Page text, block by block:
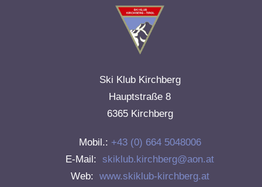
Ski Klub Kirchberg
Hauptstraße 8
6365 Kirchberg
Mobil.: +43 (0) 664 5048006
E-Mail:
skiklub.kirchberg@aon.at
Web: www.skiklub-kirchberg.at